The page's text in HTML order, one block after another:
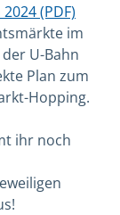
(PDF)
im
U-Bahn
Plan zum
Hopping.
ihr noch